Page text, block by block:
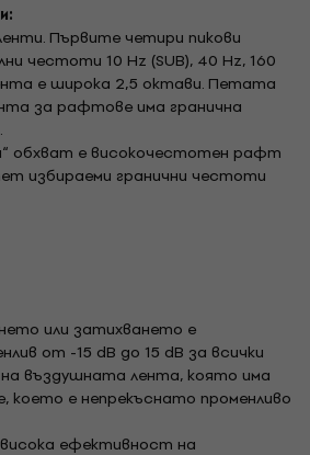
Първите четири пикови
честоти 10 Hz (SUB), 40 Hz, 160
е широка 2,5 октави. Петата
за рафтове има гранична
обхват е високочестотен рафт
избираеми гранични честоти
или затихването е
от -15 dB до 15 dB за всички
въздушната лента, която има
което е непрекъснато променливо
ефективност на